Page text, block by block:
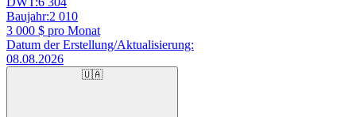
Baujahr:2 010
3 000 $ pro Monat
Datum der Erstellung/Aktualisierung:
08.08.2026
🇺🇦